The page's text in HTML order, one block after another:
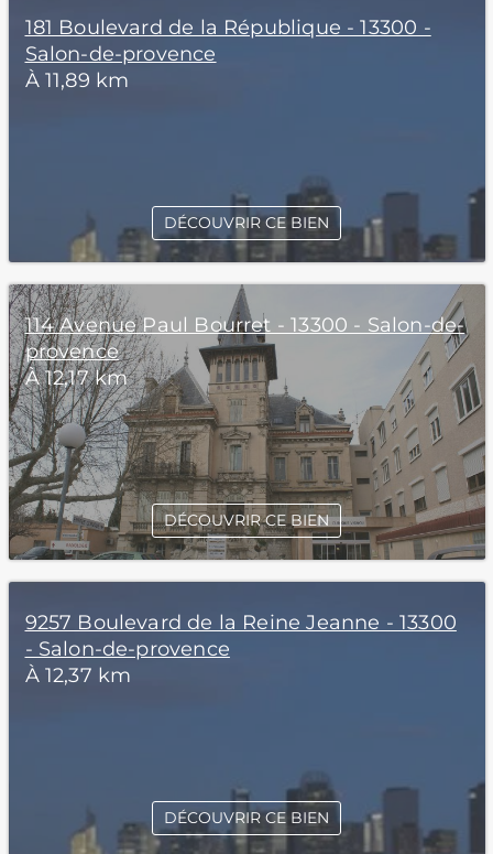
181 Boulevard de la République - 13300 -
Salon-de-provence
À 11,89 km
DÉCOUVRIR CE BIEN
114 Avenue Paul Bourret - 13300 - Salon-de-
provence
À 12,17 km
DÉCOUVRIR CE BIEN
9257 Boulevard de la Reine Jeanne - 13300
- Salon-de-provence
À 12,37 km
DÉCOUVRIR CE BIEN